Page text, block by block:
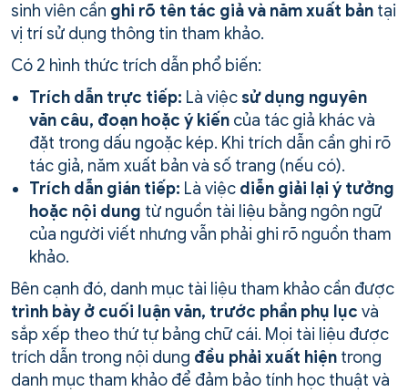
sinh viên cần ghi rõ tên tác giả và năm xuất bản tại
vị trí sử dụng thông tin tham khảo.
Có 2 hình thức trích dẫn phổ biến:
Trích dẫn trực tiếp: Là việcsử dụng nguyên
văn câu, đoạn hoặc ý kiến của tác giả khác và
đặt trong dấu ngoặc kép. Khi trích dẫn cần ghi rõ
tác giả, năm xuất bản và số trang (nếu có).
Trích dẫn gián tiếp: Là việc diễn giải lại ý tưởng
hoặc nội dung từ nguồn tài liệu bằng ngôn ngữ
của người viết nhưng vẫn phải ghi rõ nguồn tham
khảo.
Bên cạnh đó, danh mục tài liệu tham khảo cần được
trình bày ở cuối luận văn, trước phần phụ lục và
sắp xếp theo thứ tự bảng chữ cái. Mọi tài liệu được
trích dẫn trong nội dung đều phải xuất hiện trong
danh mục tham khảo để đảm bảo tính học thuật và